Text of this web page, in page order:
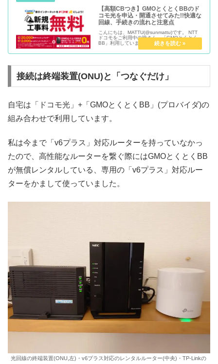
【高額CBつき】GMOとくとくBBのド
コモ光を申込・開通させてみた!!快適な
回線、手続きの流れと注意点
こんにちは、MATTU(@sunmattu)です。 NTT
ドコモをご利用中の皆さん、「GMOとくとく
BB」利用していますか？私は、「アパート備
え付けの回線」を利用していたのでドコモ光を
契約していなかったのですが、遅くて遅くて…
接続は終端装置(ONU)と「つなぐだけ」
自宅は「ドコモ光」+「GMOとくとくBB」(プロバイダ)の
組み合わせで利用しています。
私は今まで「v6プラス」対応ルーターを持っていなかっ
たので、高性能なルーターを繋ぐ際にはGMOとくとくBB
が無償レンタルしている、専用の「v6プラス」対応ルー
ターをかまして使っていました。
光回線の終端装置(ONU,左)・v6プラス対応のレンタルルーター(中央)・TP-Linkの